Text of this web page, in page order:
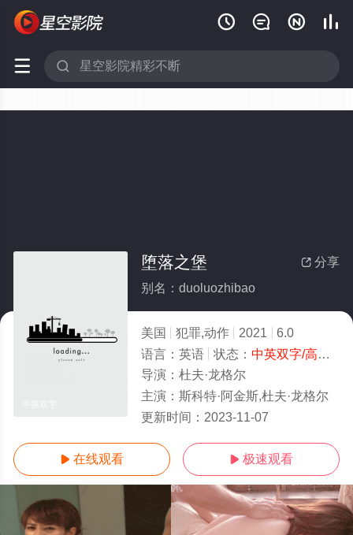
   
 
 分享
堕落之堡
别名：duoluozhibao
美国 犯罪,动作 2021
6.0
语言： 英语 状态： 中英双字/高清
导演： 杜夫·龙格尔
主演： 斯科特·阿金斯,杜夫·龙格尔
更新时间： 2023-11-07
 在线观看  极速观看